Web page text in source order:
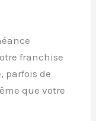
franchise
parfois de
que votre